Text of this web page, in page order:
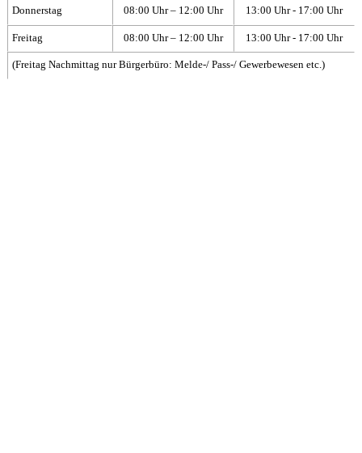
Donnerstag 08:00 Uhr – 12:00 Uhr 13:00 Uhr - 17:00 Uhr
Freitag 08:00 Uhr – 12:00 Uhr 13:00 Uhr - 17:00 Uhr
(Freitag Nachmittag nur Bürgerbüro: Melde-/ Pass-/ Gewerbewesen etc.)